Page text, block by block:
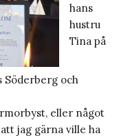
hans
hustru
Tina på
Söderberg och
eller något
jag gärna ville ha